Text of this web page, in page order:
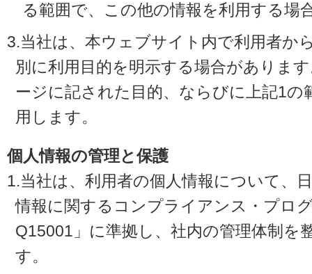
る範囲で、この他の情報を利用する場
3.当社は、本ウェブサイト内で利用者か
別に利用目的を明示する場合がありま
ージに記された目的、ならびに上記1の
用します。
個人情報の管理と保護
1.当社は、利用者の個人情報について、
情報に関するコンプライアンス・プロ
Q15001」に準拠し、社内の管理体制を
す。